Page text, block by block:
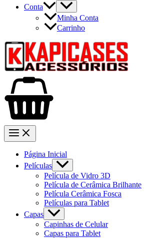
Conta
Minha Conta
Carrinho
Página Inicial
Películas
Película de Vidro 3D
Película de Cerâmica Brilhante
Película Cerâmica Fosca
Películas para Tablet
Capas
Capinhas de Celular
Capas para Tablet